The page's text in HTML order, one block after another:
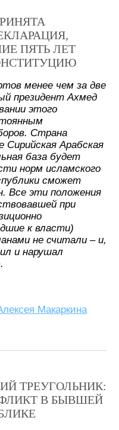
ПЯТЬ ЛЕТ
менее чем за две
президент Ахмед
этого
Страна
Сирийская Арабская
база будет
норм исламского
сможет
Все эти положения
при
к власти)
не считали – и,
и нарушал
Макаркина
ТРЕУГОЛЬНИК:
В БЫВШЕЙ